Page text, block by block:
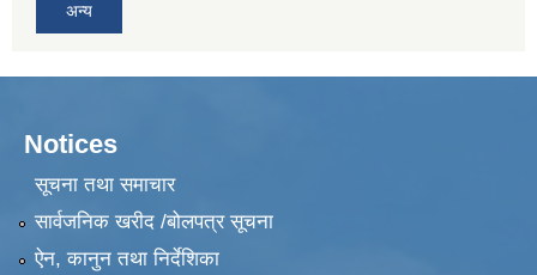
अन्य
Notices
सूचना तथा समाचार
सार्वजनिक खरीद /बोलपत्र सूचना
ऐन, कानुन तथा निर्देशिका